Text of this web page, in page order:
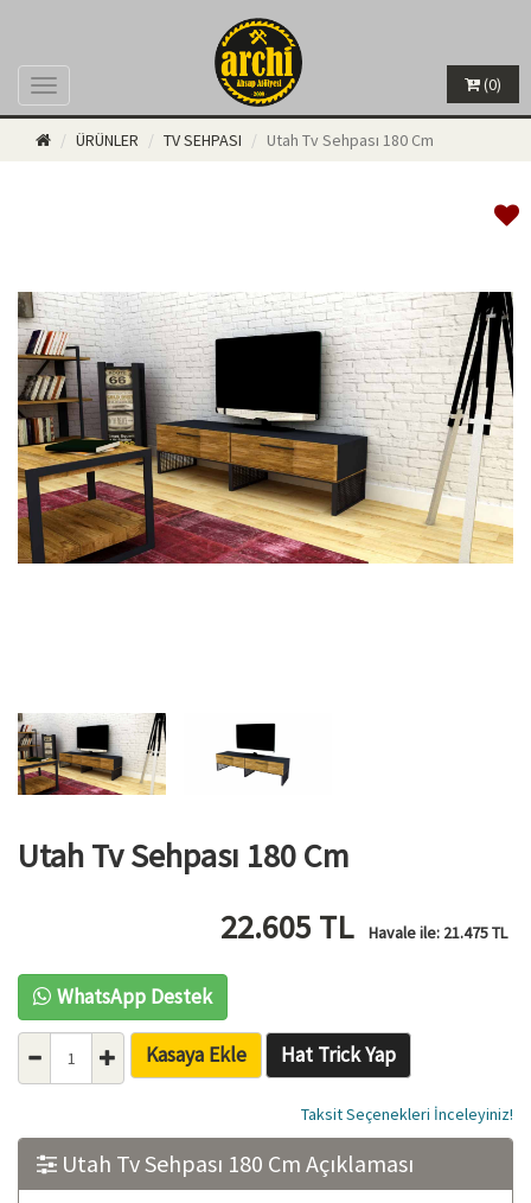
Menü (0)
ÜRÜNLER TV SEHPASI Utah Tv Sehpası 180 Cm
Utah Tv Sehpası 180 Cm
22.605TL Havale ile: 21.475TL
WhatsApp Destek
Kasaya Ekle Hat Trick Yap
Taksit Seçenekleri İnceleyiniz!
Utah Tv Sehpası 180 Cm Açıklaması